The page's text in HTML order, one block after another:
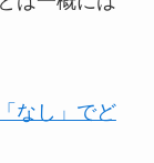
なし」でど